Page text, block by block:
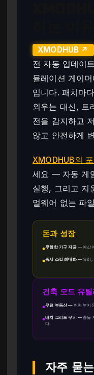
XMODHUB ↗
전 자동 업데이
뮬레이션 게이
입니다. 패치마
외우는 대신, 트
전을 감지하고
않고 안전하게
XMODHUB의
세요 — 자동 게
실행, 그리고 지
멀웨어 없는 파
돈과 성장
●무한한 가구 자금—예산
●즉시 스킬 최대화— 요리,
건축 모드 유틸
●무료 부동산 — 어떤 부지
●배치 그리드 무시 —충돌
다.
자주 묻